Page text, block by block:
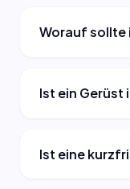
Worauf sollte
Ist ein Gerüst
Ist eine